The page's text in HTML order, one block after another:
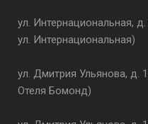
ул. Интернациональная,
ул. Интернациональная)
ул. Дмитрия Ульянова, д.
Отеля Бомонд)